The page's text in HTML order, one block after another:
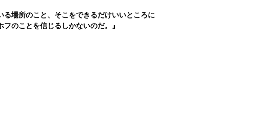
る場所のこと、そこをできるだけいいところに
のことを信じるしかないのだ。』